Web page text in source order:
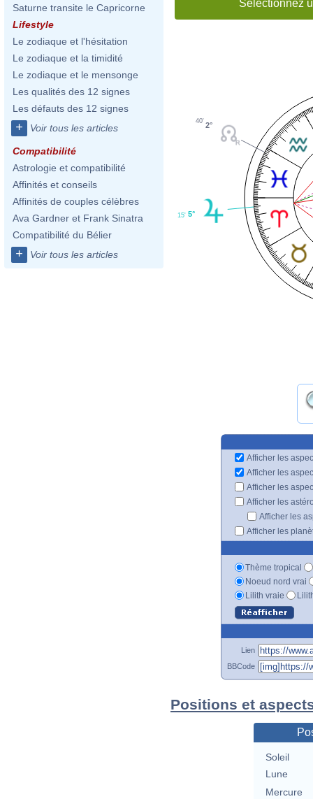
Saturne transite le Capricorne
Lifestyle
Le zodiaque et l'hésitation
Le zodiaque et la timidité
Le zodiaque et le mensonge
Les qualités des 12 signes
Les défauts des 12 signes
+ Voir tous les articles
Compatibilité
Astrologie et compatibilité
Affinités et conseils
Affinités de couples célèbres
Ava Gardner et Frank Sinatra
Compatibilité du Bélier
+ Voir tous les articles
Sélectionnez
2°
40'
5°
15'
Afficher les
Afficher les
Afficher les
Afficher les
Afficher les
Afficher les
Thème tropical
Noeud nord vrai
Lilith vraie
Lien
BBCode
Positions et
Soleil
Lune
Mercure